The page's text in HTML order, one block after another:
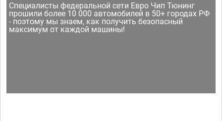
Специалисты федеральной сети Евро Чип Тюнинг
прошили более 10 000 автомобилей в 50+ городах РФ
- поэтому мы знаем, как получить безопасный
максимум от каждой машины!